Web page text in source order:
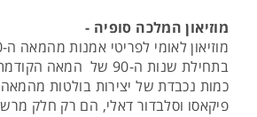
מוזיאון המלכה סופיה -
בתחילת שנות ה-90 של
פיקאסו וסלבדור דאלי, הם רק חלק